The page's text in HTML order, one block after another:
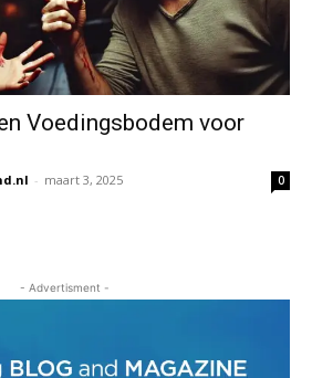
Voedingsbodem voor
- maart 3, 2025 0
- Advertisment -